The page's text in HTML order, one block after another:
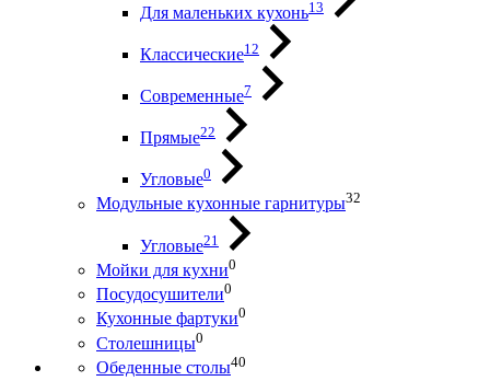
Для маленьких кухонь13
Классические12
Современные7
Прямые22
Угловые0
Модульные кухонные гарнитуры32
Угловые21
Мойки для кухни0
Посудосушители0
Кухонные фартуки0
Столешницы0
Обеденные столы40